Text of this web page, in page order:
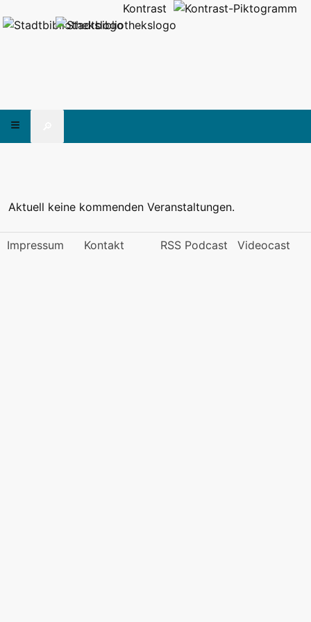
Kontrast
Aktuell keine kommenden Veranstaltungen.
Impressum Kontakt RSS Podcast Videocast